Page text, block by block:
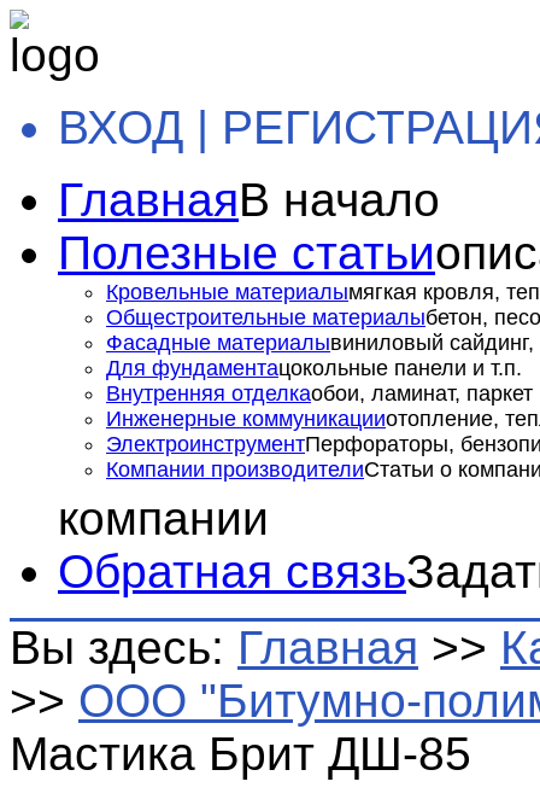
ВХОД |
ГлавнаяВ начало
Полезные статьи
Кровельные материалымягкая кровля,
Общестроительные материалыбетон,
Фасадные материалывиниловый сайдинг,
Для фундаментацокольные панели и т.п.
Внутренняя отделкаобои, ламинат, паркет
Инженерные коммуникацииотопление,
ЭлектроинструментПерфораторы,
Компании производителиСтатьи о
компании
Обратная связь
Вы здесь: Главная >>
>> ООО "Битумно-
Мастика Брит ДШ-85